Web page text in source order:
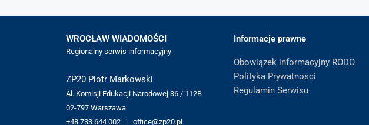
WROCŁAW WIADOMOŚCI
Regionalny serwis informacyjny
ZP20 Piotr Markowski
Al. Komisji Edukacji Narodowej 36 / 112B
02-797 Warszawa
+48 733 644 002 | office@zp20.pl
Informacje prawne
Obowiązek informacyjny RODO
Polityka Prywatności
Regulamin Serwisu